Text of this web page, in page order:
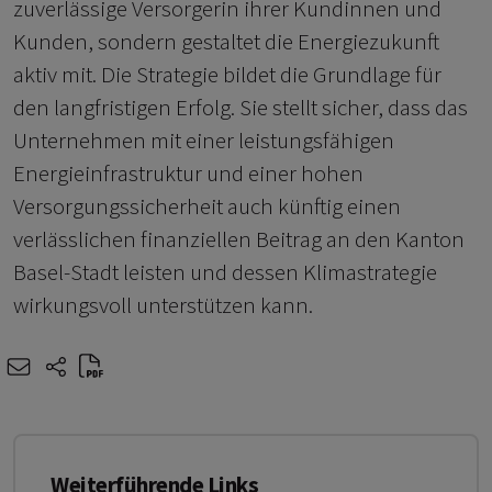
zuverlässige Versorgerin ihrer Kundinnen und
Kunden, sondern gestaltet die Energiezukunft
aktiv mit. Die Strategie bildet die Grundlage für
den langfristigen Erfolg. Sie stellt sicher, dass das
Unternehmen mit einer leistungsfähigen
Energieinfrastruktur und einer hohen
Versorgungssicherheit auch künftig einen
verlässlichen finanziellen Beitrag an den Kanton
Basel-Stadt leisten und dessen Klimastrategie
wirkungsvoll unterstützen kann.
e-mailshare-icons
Weiterführende Links